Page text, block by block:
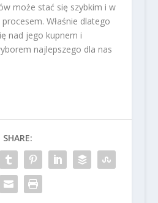
może stać się szybkim i w
Właśnie dlatego
nad jego kupnem i
najlepszego dla nas
SHARE: